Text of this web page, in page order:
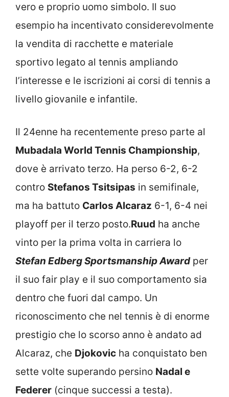
vero e proprio uomo simbolo. Il suo
esempio ha incentivato considerevolmente
la vendita di racchette e materiale
sportivo legato al tennis ampliando
l’interesse e le iscrizioni ai corsi di tennis a
livello giovanile e infantile.
Il 24enne ha recentemente preso parte al
Mubadala World Tennis Championship,
dove è arrivato terzo. Ha perso 6-2, 6-2
contro Stefanos Tsitsipas in semifinale,
ma ha battuto Carlos Alcaraz 6-1, 6-4 nei
playoff per il terzo posto.Ruud ha anche
vinto per la prima volta in carriera lo
Stefan Edberg Sportsmanship Awardper
il suo fair play e il suo comportamento sia
dentro che fuori dal campo. Un
riconoscimento che nel tennis è di enorme
prestigio che lo scorso anno è andato ad
Alcaraz, che Djokovic ha conquistato ben
sette volte superando persino Nadal e
Federer (cinque successi a testa).